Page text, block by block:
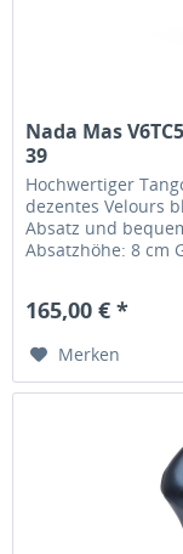
Nada Mas
39
Hochwertiger
dezentes Velours
Absatz und
Absatzhöhe: 8 cm
165,00 € *
Merken